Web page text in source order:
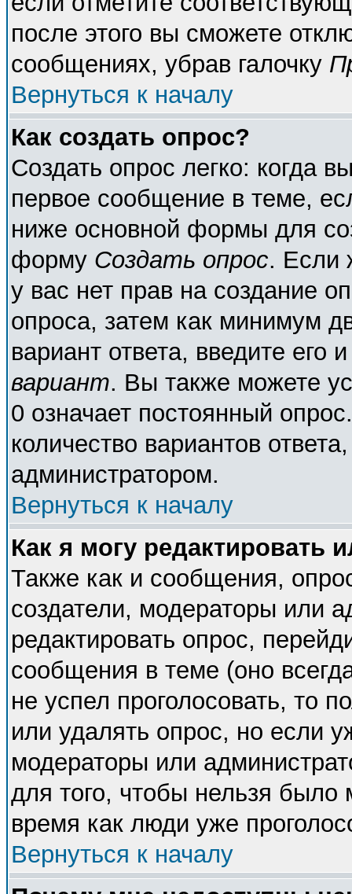
после этого вы сможете
сообщениях, убрав галочку
Вернуться к началу
Как создать опрос?
Создать опрос легко: когда
первое сообщение в теме,
ниже основной формы для
форму Создать опрос. Если
у вас нет прав на создание
опроса, затем как минимум
вариант ответа, введите его
вариант. Вы также можете
0 означает постоянный
количество вариантов
администратором.
Вернуться к началу
Как я могу редактировать
Также как и сообщения,
создатели, модераторы или
редактировать опрос,
сообщения в теме (оно
не успел проголосовать, то
или удалять опрос, но если
модераторы или
для того, чтобы нельзя было
время как люди уже
Вернуться к началу